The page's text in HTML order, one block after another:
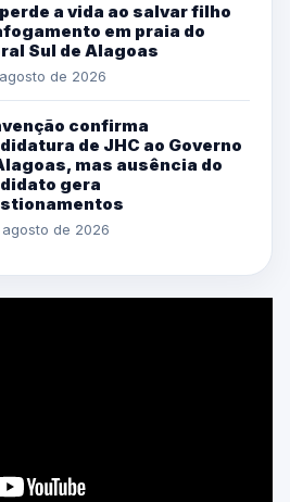
a vida ao salvar filho
em praia do
Sul de Alagoas
de 2026
confirma
de JHC ao Governo
mas ausência do
gera
de 2026